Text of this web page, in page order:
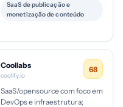
maturidade di...
SaaS de publicação e
monetização de conteúdo
Coollabs
coolify.io
68
SaaS/opensource com foco em
DevOps e infraestrutura;